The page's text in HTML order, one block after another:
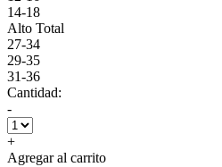
14-18
Alto Total
27-34
29-35
31-36
Cantidad:
-
+
Agregar al carrito